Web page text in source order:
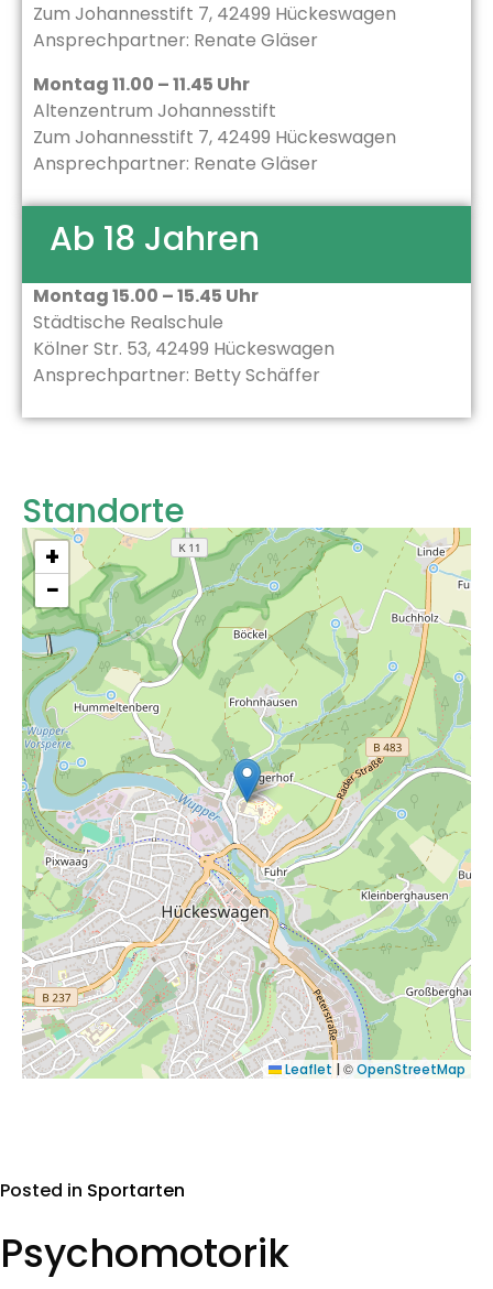
Zum Johannesstift 7, 42499 Hückeswagen
Ansprechpartner: Renate Gläser
Montag 11.00 – 11.45 Uhr
Altenzentrum Johannesstift
Zum Johannesstift 7, 42499 Hückeswagen
Ansprechpartner: Renate Gläser
Ab 18 Jahren
Montag 15.00 – 15.45 Uhr
Städtische Realschule
Kölner Str. 53, 42499 Hückeswagen
Ansprechpartner: Betty Schäffer
Standorte
+
−
Leaflet |©OpenStreetMap
Posted in Sportarten
Psychomotorik